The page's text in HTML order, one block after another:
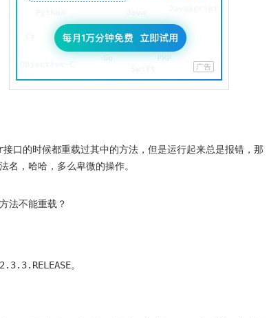
接口的时候都重载过其中的方法，但是运行起来总是报错，那
名，哈哈，多么卑微的操作。
法不能重载？
。